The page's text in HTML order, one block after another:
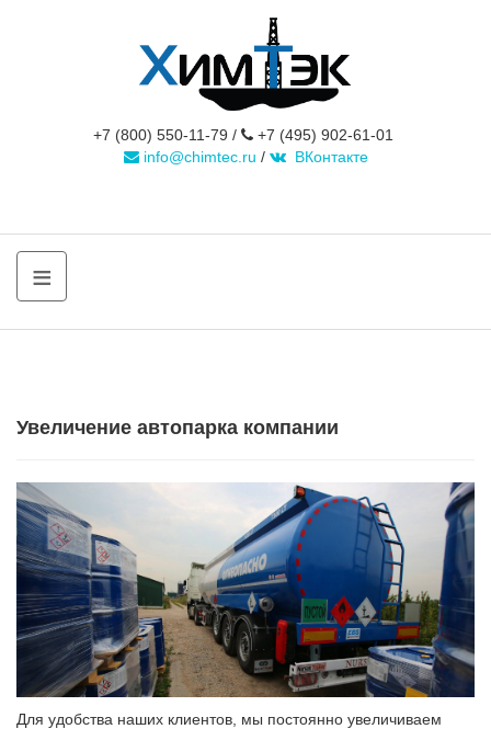
+7 (800) 550-11-79 /
+7 (495) 902-61-01
info@chimtec.ru / ВКонтакте
≡
Увеличение автопарка компании
Для удобства наших клиентов, мы постоянно увеличиваем